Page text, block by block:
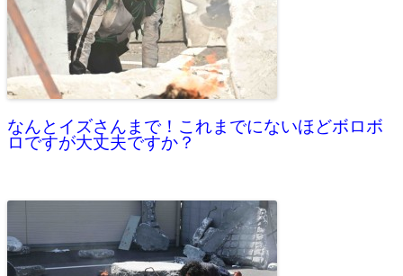
なんとイズさんまで！これまでにないほどボロボ
ロですが大丈夫ですか？